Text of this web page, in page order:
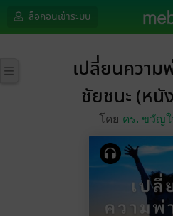
ล็อกอินเข้าระบบ
เปลี่ยนความ
ชัยชนะ (หนั
โดย ดร. ขวัญใ